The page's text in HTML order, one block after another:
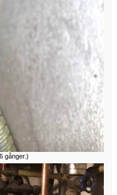
gånger.)